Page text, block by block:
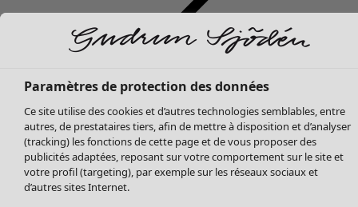
Tous les vêtements
Tuniques
Blouses
Tops
Gilets
Paramètres de protection des données
Ce site utilise des cookies et d’autres technologies semblables, entre
autres, de prestataires tiers, afin de mettre à disposition et d’analyser
(tracking) les fonctions de cette page et de vous proposer des
publicités adaptées, reposant sur votre comportement sur le site et
votre profil (targeting), par exemple sur les réseaux sociaux et
d’autres sites Internet.